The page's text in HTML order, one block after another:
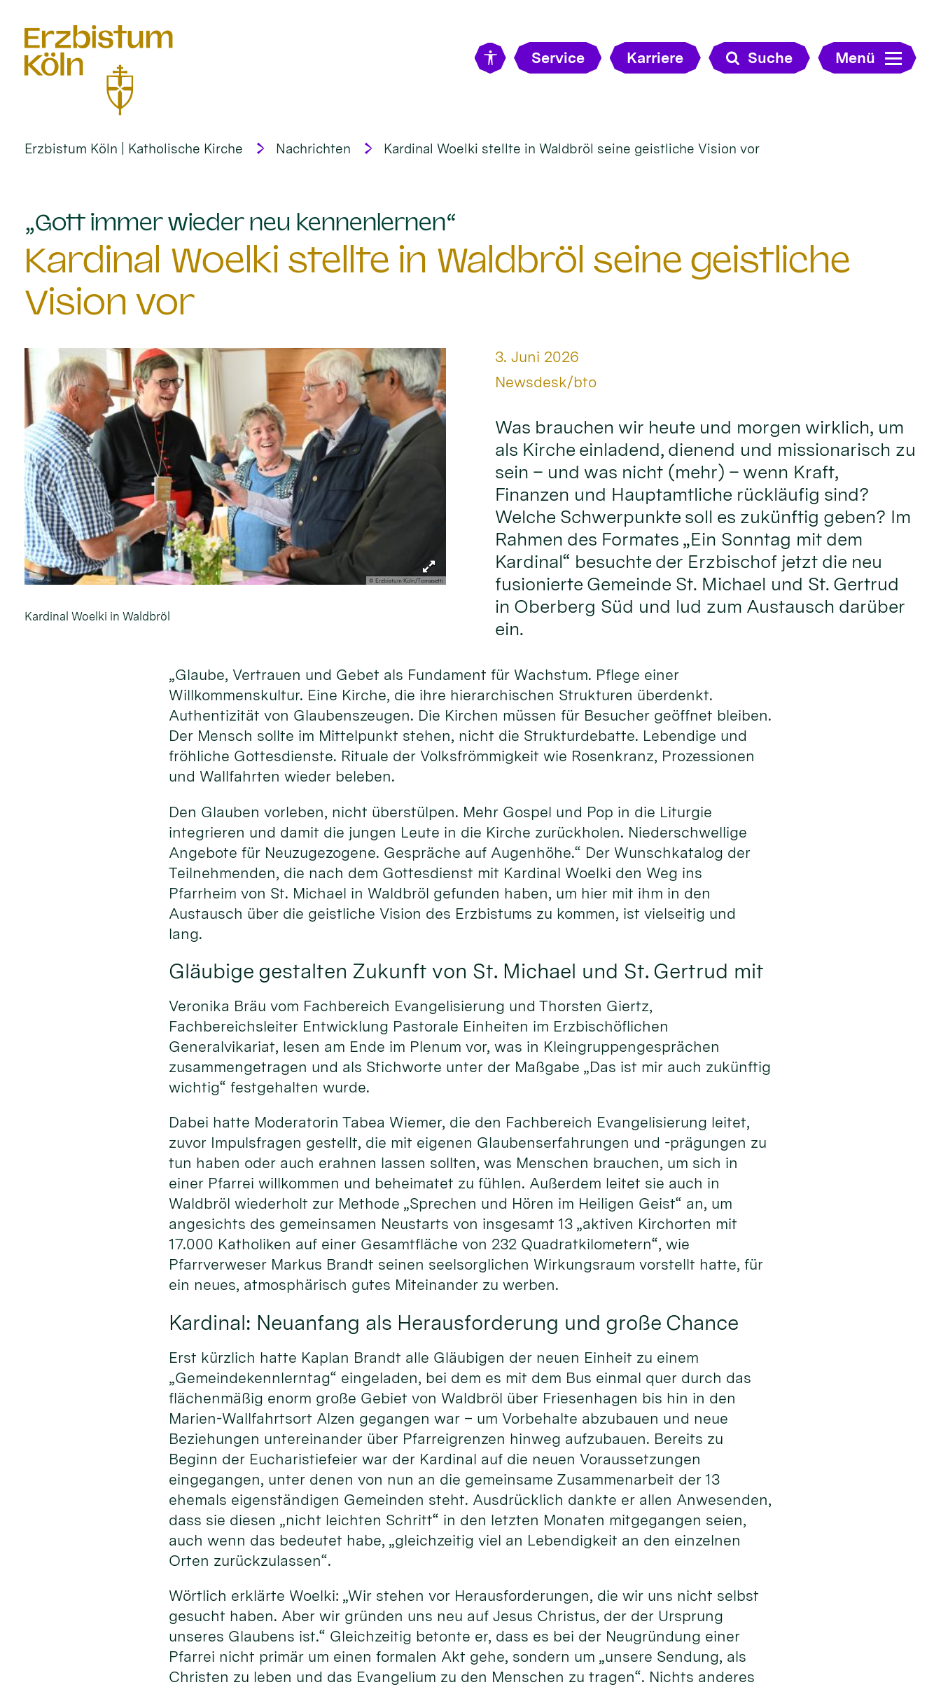
Service Karriere Suche Menü
Erzbistum Köln | Katholische Kirche Nachrichten Kardinal Woelki stellte in Waldbröl seine geistliche Vision vor
„Gott immer wieder neu kennenlernen“
Kardinal Woelki stellte in Waldbröl seine geistliche
Vision vor
© Erzbistum Köln/Tomasetti
Kardinal Woelki in Waldbröl
Datum:
3. Juni 2026
Von:
Newsdesk/bto
Was brauchen wir heute und morgen wirklich, um
als Kirche einladend, dienend und missionarisch zu
sein – und was nicht (mehr) – wenn Kraft,
Finanzen und Hauptamtliche rückläufig sind?
Welche Schwerpunkte soll es zukünftig geben? Im
Rahmen des Formates „Ein Sonntag mit dem
Kardinal“ besuchte der Erzbischof jetzt die neu
fusionierte Gemeinde St. Michael und St. Gertrud
in Oberberg Süd und lud zum Austausch darüber
ein.
„Glaube, Vertrauen und Gebet als Fundament für Wachstum. Pflege einer
Willkommenskultur. Eine Kirche, die ihre hierarchischen Strukturen überdenkt.
Authentizität von Glaubenszeugen. Die Kirchen müssen für Besucher geöffnet bleiben.
Der Mensch sollte im Mittelpunkt stehen, nicht die Strukturdebatte. Lebendige und
fröhliche Gottesdienste. Rituale der Volksfrömmigkeit wie Rosenkranz, Prozessionen
und Wallfahrten wieder beleben.
Den Glauben vorleben, nicht überstülpen. Mehr Gospel und Pop in die Liturgie
integrieren und damit die jungen Leute in die Kirche zurückholen. Niederschwellige
Angebote für Neuzugezogene. Gespräche auf Augenhöhe.“ Der Wunschkatalog der
Teilnehmenden, die nach dem Gottesdienst mit Kardinal Woelki den Weg ins
Pfarrheim von St. Michael in Waldbröl gefunden haben, um hier mit ihm in den
Austausch über die geistliche Vision des Erzbistums zu kommen, ist vielseitig und
lang.
Gläubige gestalten Zukunft von St. Michael und St. Gertrud mit
Veronika Bräu vom Fachbereich Evangelisierung und Thorsten Giertz,
Fachbereichsleiter Entwicklung Pastorale Einheiten im Erzbischöflichen
Generalvikariat, lesen am Ende im Plenum vor, was in Kleingruppengesprächen
zusammengetragen und als Stichworte unter der Maßgabe „Das ist mir auch zukünftig
wichtig“ festgehalten wurde.
Dabei hatte Moderatorin Tabea Wiemer, die den Fachbereich Evangelisierung leitet,
zuvor Impulsfragen gestellt, die mit eigenen Glaubenserfahrungen und -prägungen zu
tun haben oder auch erahnen lassen sollten, was Menschen brauchen, um sich in
einer Pfarrei willkommen und beheimatet zu fühlen. Außerdem leitet sie auch in
Waldbröl wiederholt zur Methode „Sprechen und Hören im Heiligen Geist“ an, um
angesichts des gemeinsamen Neustarts von insgesamt 13 „aktiven Kirchorten mit
17.000 Katholiken auf einer Gesamtfläche von 232 Quadratkilometern“, wie
Pfarrverweser Markus Brandt seinen seelsorglichen Wirkungsraum vorstellt hatte, für
ein neues, atmosphärisch gutes Miteinander zu werben.
Kardinal: Neuanfang als Herausforderung und große Chance
Erst kürzlich hatte Kaplan Brandt alle Gläubigen der neuen Einheit zu einem
„Gemeindekennlerntag“ eingeladen, bei dem es mit dem Bus einmal quer durch das
flächenmäßig enorm große Gebiet von Waldbröl über Friesenhagen bis hin in den
Marien-Wallfahrtsort Alzen gegangen war – um Vorbehalte abzubauen und neue
Beziehungen untereinander über Pfarreigrenzen hinweg aufzubauen. Bereits zu
Beginn der Eucharistiefeier war der Kardinal auf die neuen Voraussetzungen
eingegangen, unter denen von nun an die gemeinsame Zusammenarbeit der 13
ehemals eigenständigen Gemeinden steht. Ausdrücklich dankte er allen Anwesenden,
dass sie diesen „nicht leichten Schritt“ in den letzten Monaten mitgegangen seien,
auch wenn das bedeutet habe, „gleichzeitig viel an Lebendigkeit an den einzelnen
Orten zurückzulassen“.
Wörtlich erklärte Woelki: „Wir stehen vor Herausforderungen, die wir uns nicht selbst
gesucht haben. Aber wir gründen uns neu auf Jesus Christus, der der Ursprung
unseres Glaubens ist.“ Gleichzeitig betonte er, dass es bei der Neugründung einer
Pfarrei nicht primär um einen formalen Akt gehe, sondern um „unsere Sendung, als
Christen zu leben und das Evangelium zu den Menschen zu tragen“. Nichts anderes